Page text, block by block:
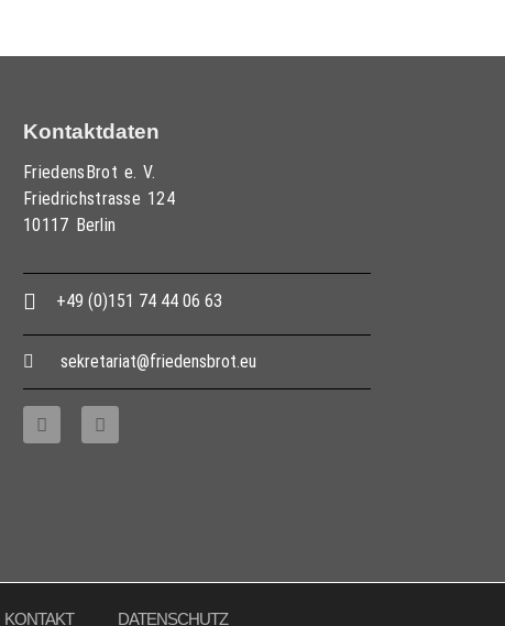
Kontaktdaten
FriedensBrot e. V.
Friedrichstrasse 124
10117 Berlin
+49 (0)151 74 44 06 63
sekretariat@friedensbrot.eu
KONTAKT DATENSCHUTZ